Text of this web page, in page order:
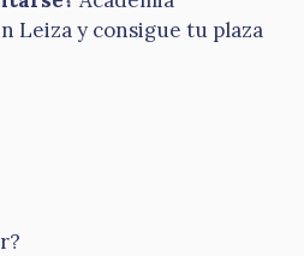
Leiza y consigue tu plaza